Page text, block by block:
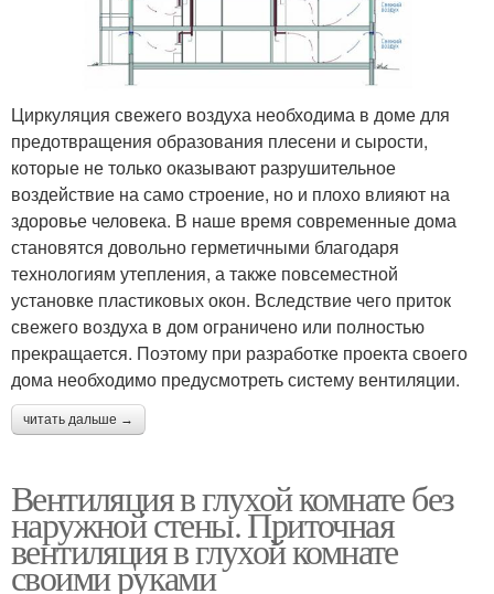
Циркуляция свежего воздуха необходима в доме для
предотвращения образования плесени и сырости,
которые не только оказывают разрушительное
воздействие на само строение, но и плохо влияют на
здоровье человека. В наше время современные дома
становятся довольно герметичными благодаря
технологиям утепления, а также повсеместной
установке пластиковых окон. Вследствие чего приток
свежего воздуха в дом ограничено или полностью
прекращается. Поэтому при разработке проекта своего
дома необходимо предусмотреть систему вентиляции.
читать дальше →
Вентиляция в глухой комнате без
наружной стены. Приточная
вентиляция в глухой комнате
своими руками